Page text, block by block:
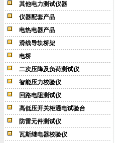
其他电力测试仪器
仪器配套产品
电热电器产品
滑线导轨桥架
电桥
二次压降及负荷测试仪
智能压力校验仪
回路电阻测试仪
高低压开关柜通电试验台
防雷元件测试仪
瓦斯继电器校验仪